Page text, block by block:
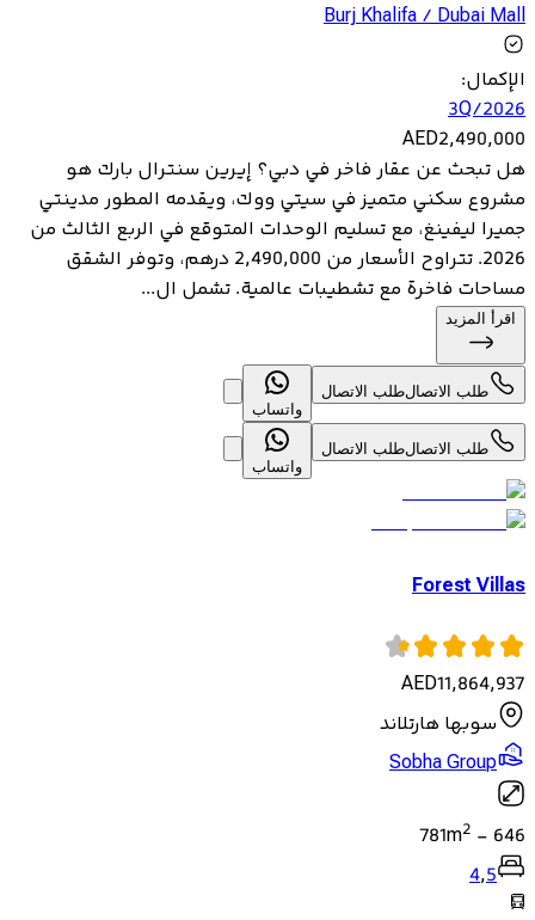
Burj Khalifa / Dubai Mall
الإكمال:
3Q/2026
AED2,490,000
هل تبحث عن عقار فاخر في دبي؟ إيرين سنترال بارك هو
مشروع سكني متميز في سيتي ووك، ويقدمه المطور مدينتي
جميرا ليفينغ، مع تسليم الوحدات المتوقع في الربع الثالث من
2026. تتراوح الأسعار من 2,490,000 درهم، وتوفر الشقق
مساحات فاخرة مع تشطيبات عالمية. تشمل ال...
اقرأ المزيد
طلب الاتصالطلب الاتصال
واتساب
طلب الاتصالطلب الاتصال
واتساب
Forest Villas
AED11,864,937
سوبها هارتلاند
Sobha Group
646
-
781m2
4,5